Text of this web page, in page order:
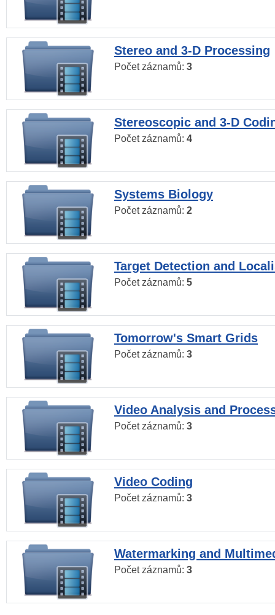
Stereo and 3-D Processing
Počet záznamů: 3
Stereoscopic and 3-D
Počet záznamů: 4
Systems Biology
Počet záznamů: 2
Target Detection and
Počet záznamů: 5
Tomorrow's Smart Grids
Počet záznamů: 3
Video Analysis and
Počet záznamů: 3
Video Coding
Počet záznamů: 3
Watermarking and
Počet záznamů: 3